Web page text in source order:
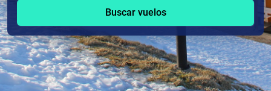
Buscar vuelos